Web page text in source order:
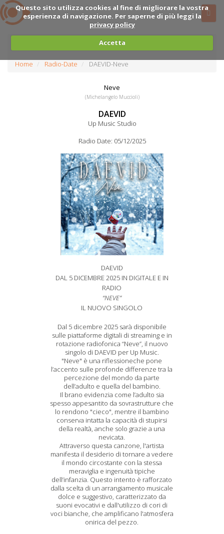
Questo sito utilizza cookies al fine di migliorare la vostra
esperienza di navigazione. Per saperne di più leggi la
privacy policy
Accetta
Home Radio-Date DAEVID-Neve
Neve
(Michelangelo Muccioli)
DAEVID
Up Music Studio
Radio Date: 05/12/2025
DAEVID
DAL 5 DICEMBRE 2025 IN DIGITALE E IN
RADIO
“NEVE”
IL NUOVO SINGOLO
Dal 5 dicembre 2025 sarà disponibile
sulle piattaforme digitali di streaming e in
rotazione radiofonica “Neve”, il nuovo
singolo di DAEVID per Up Music.
"Neve" è una riflessioneche pone
l’accento sulle profonde differenze tra la
percezione del mondo da parte
dell’adulto e quella del bambino.
Il brano evidenzia come l’adulto sia
spesso appesantito da sovrastrutture che
lo rendono "cieco", mentre il bambino
conserva intatta la capacità di stupirsi
della realtà, anche solo grazie a una
nevicata.
Attraverso questa canzone, l'artista
manifesta il desiderio di tornare a vedere
il mondo circostante con la stessa
meraviglia e ingenuità tipiche
dell’infanzia. Questo intento è rafforzato
dalla scelta di un arrangiamento musicale
dolce e suggestivo, caratterizzato da
suoni evocativi e dall'utilizzo di cori di
voci bianche, che amplificano l'atmosfera
onirica del pezzo.